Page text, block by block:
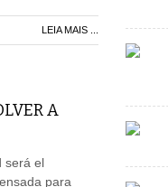
LEIA MAIS ...
A
será el
para